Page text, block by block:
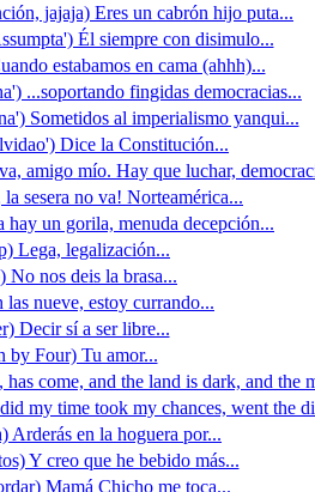
jajaja) Eres un cabrón hijo puta...
Él siempre con disimulo...
estabamos en cama (ahhh)...
...soportando fingidas democracias...
Sometidos al imperialismo yanqui...
Dice la Constitución...
amigo mío. Hay que luchar,
sesera no va! Norteamérica...
un gorila, menuda decepción...
Lega, legalización...
No nos deis la brasa...
nueve, estoy currando...
Decir sí a ser libre...
by Four) Tu amor...
come, and the land is dark, and the
my time took my chances, went the
Arderás en la hoguera por...
Y creo que he bebido más...
Mamá Chicho me toca...